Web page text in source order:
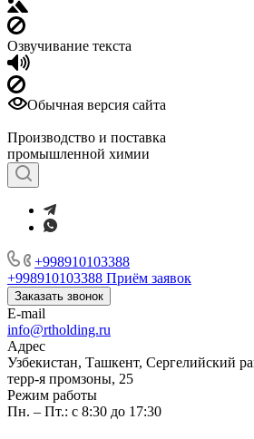
Озвучивание текста
Обычная версия сайта
Производство и поставка
промышленной химии
+998910103388
+998910103388 Приём заявок
Заказать звонок
E-mail
info@rtholding.ru
Адрес
Узбекистан, Ташкент, Сергелийский
терр-я промзоны, 25
Режим работы
Пн. – Пт.: с 8:30 до 17:30